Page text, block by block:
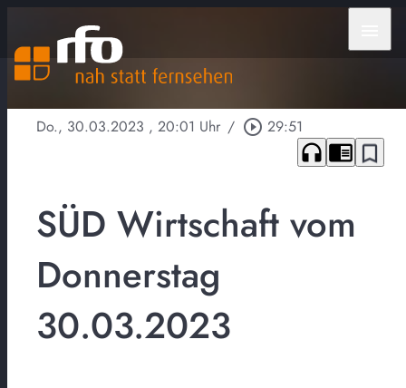
Do., 30.03.2023 , 20:01 Uhr / play_circle_outline 29:51
headphones chrome_reader_mode bookmark_border
SÜD Wirtschaft vom
Donnerstag
30.03.2023